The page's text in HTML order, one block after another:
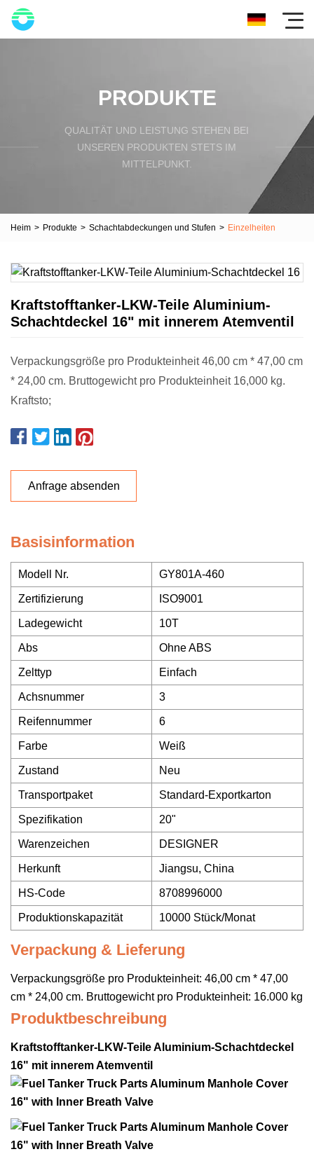
PRODUKTE
QUALITÄT UND LEISTUNG STEHEN BEI
UNSEREN PRODUKTEN STETS IM
MITTELPUNKT.
Heim > Produkte > Schachtabdeckungen und Stufen > Einzelheiten
Kraftstofftanker-LKW-Teile Aluminium-
Schachtdeckel 16" mit innerem Atemventil
Verpackungsgröße pro Produkteinheit 46,00 cm * 47,00 cm
* 24,00 cm. Bruttogewicht pro Produkteinheit 16,000 kg.
Kraftsto;
Anfrage absenden
Basisinformation
Modell Nr. GY801A-460
Zertifizierung ISO9001
Ladegewicht 10T
Abs Ohne ABS
Zelttyp Einfach
Achsnummer 3
Reifennummer 6
Farbe Weiß
Zustand Neu
Transportpaket Standard-Exportkarton
Spezifikation 20"
Warenzeichen DESIGNER
Herkunft Jiangsu, China
HS-Code 8708996000
Produktionskapazität 10000 Stück/Monat
Verpackung & Lieferung
Verpackungsgröße pro Produkteinheit: 46,00 cm * 47,00
cm * 24,00 cm. Bruttogewicht pro Produkteinheit: 16.000 kg
Produktbeschreibung
Kraftstofftanker-LKW-Teile Aluminium-Schachtdeckel
16" mit innerem Atemventil